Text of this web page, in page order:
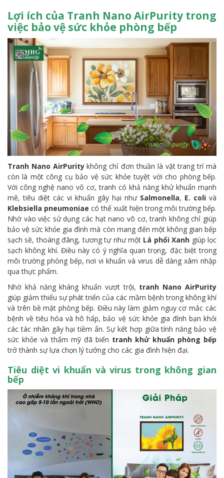
Lợi ích của Tranh Nano AirPurity trong
việc bảo vệ sức khỏe phòng bếp
Tranh Nano AirPuritykhông chỉ đơn thuần là vật trang trí mà
còn là một công cụ bảo vệ sức khỏe tuyệt vời cho phòng bếp.
Với công nghệ nano vô cơ, tranh có khả năng khử khuẩn mạnh
mẽ, tiêu diệt các vi khuẩn gây hại như Salmonella, E. coli và
Klebsiella pneumoniae có thể xuất hiện trong môi trường bếp.
Nhờ vào việc sử dụng các hạt nano vô cơ, tranh không chỉ giúp
bảo vệ sức khỏe gia đình mà còn mang đến một không gian bếp
sạch sẽ, thoáng đãng, tương tự như một Lá phổi Xanh giúp lọc
sạch không khí. Điều này có ý nghĩa quan trọng, đặc biệt trong
môi trường phòng bếp, nơi vi khuẩn và virus dễ dàng xâm nhập
qua thực phẩm.
Nhờ khả năng kháng khuẩn vượt trội, tranh Nano AirPurity
giúp giảm thiểu sự phát triển của các mầm bệnh trong không khí
và trên bề mặt phòng bếp. Điều này làm giảm nguy cơ mắc các
bệnh về tiêu hóa và hô hấp, bảo vệ sức khỏe gia đình bạn khỏi
các tác nhân gây hại tiềm ẩn. Sự kết hợp giữa tính năng bảo vệ
sức khỏe và thẩm mỹ đã biến tranh khử khuẩn phòng bếp
trở thành sự lựa chọn lý tưởng cho các gia đình hiện đại.
Tiêu diệt vi khuẩn và virus trong không gian
bếp